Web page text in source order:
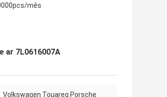
mês
ar 7L0616007A
Volkswagen Touareg Porsche